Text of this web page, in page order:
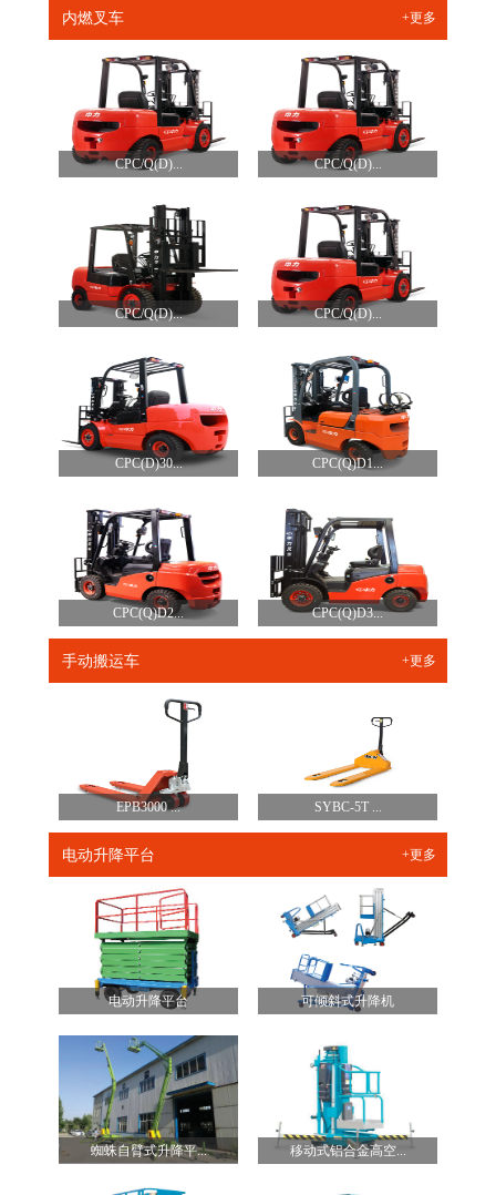
内燃叉车 +更多
CPC/Q(D)... CPC/Q(D)...
CPC/Q(D)... CPC/Q(D)...
CPC(D)30... CPC(Q)D1...
CPC(Q)D2... CPC(Q)D3...
手动搬运车 +更多
EPB3000 ... SYBC-5T ...
电动升降平台 +更多
电动升降平台 可倾斜式升降机
蜘蛛自臂式升降平... 移动式铝合金高空...